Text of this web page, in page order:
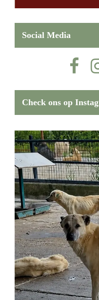
Social Media
Check ons op